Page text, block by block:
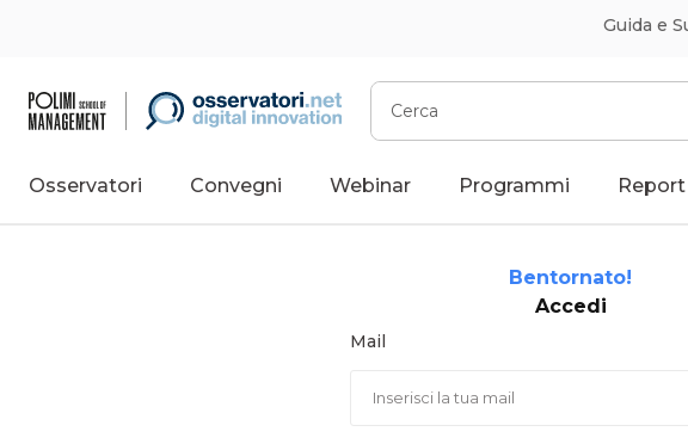
Guida e
Cerca
Osservatori Convegni Webinar Programmi Report
Bentornato!
Accedi
Mail